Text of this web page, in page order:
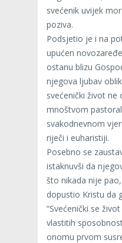
svećenik uvijek
poziva.
Podsjetio je i na
upućen
ostanu blizu
njegova ljubav
svećenički život ne
mnoštvom
svakodnevnom
riječi i euharistiji.
Posebno se
istaknuvši da
što nikada nije
dopustio Kristu da
“Svećenički se
vlastitih
onomu prvom